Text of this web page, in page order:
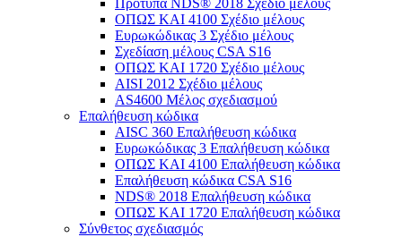
Πρότυπα NDS® 2018 Σχέδιο μέλους
ΟΠΩΣ ΚΑΙ 4100 Σχέδιο μέλους
Ευρωκώδικας 3 Σχέδιο μέλους
Σχεδίαση μέλους CSA S16
ΟΠΩΣ ΚΑΙ 1720 Σχέδιο μέλους
AISI 2012 Σχέδιο μέλους
AS4600 Μέλος σχεδιασμού
Επαλήθευση κώδικα
AISC 360 Επαλήθευση κώδικα
Ευρωκώδικας 3 Επαλήθευση κώδικα
ΟΠΩΣ ΚΑΙ 4100 Επαλήθευση κώδικα
Επαλήθευση κώδικα CSA S16
NDS® 2018 Επαλήθευση κώδικα
ΟΠΩΣ ΚΑΙ 1720 Επαλήθευση κώδικα
Σύνθετος σχεδιασμός